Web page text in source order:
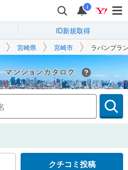
i
ID新規取得
宮崎県 宮崎市 ラパンブラ
Yahoo!不動産
クチコミ投稿